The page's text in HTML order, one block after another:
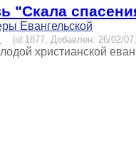
"Скала
Евангельской
(id:1877, Добавлен: 26/02/
христианской